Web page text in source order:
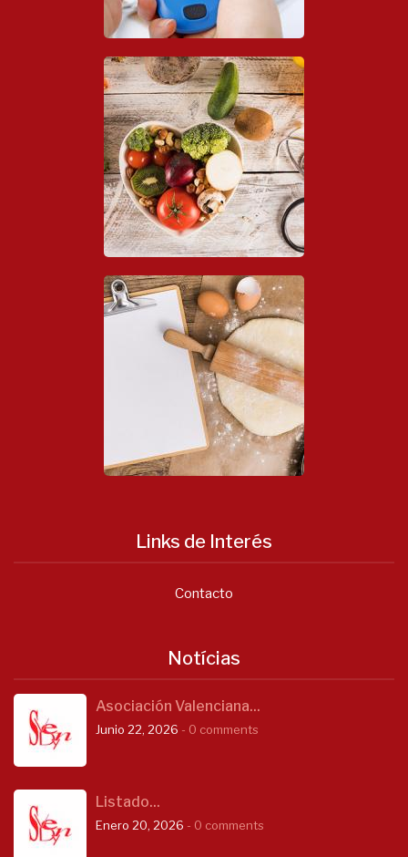
Links de Interés
Contacto
Notícias
Asociación Valenciana...
Junio 22, 2026 - 0 comments
Listado...
Enero 20, 2026 - 0 comments